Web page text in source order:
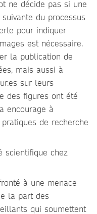
ne décide pas si une
du processus
pour indiquer
est nécessaire.
la publication de
mais aussi à
sur leurs
des figures ont été
encourage à
de recherche
scientifique chez
à une menace
la part des
qui soumettent